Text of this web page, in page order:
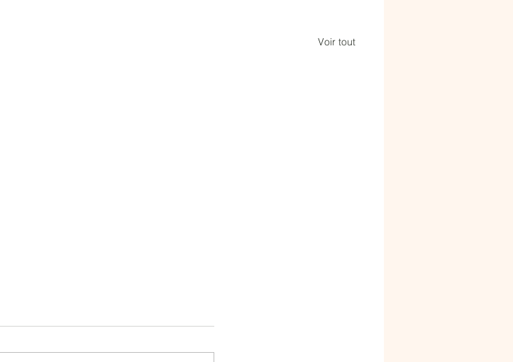
Voir tout